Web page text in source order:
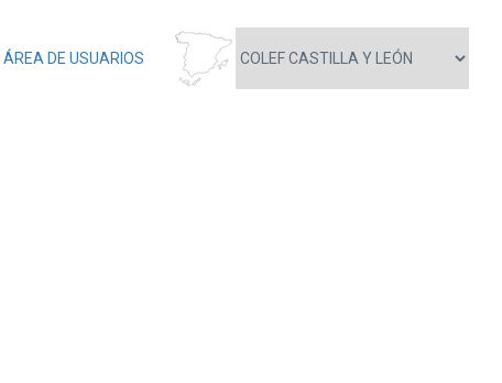
ÁREA DE USUARIOS